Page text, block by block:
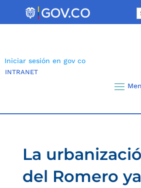
Iniciar sesión en gov co
INTRANET
La
del Romero ya